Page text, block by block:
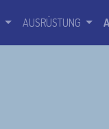
AUSRÜSTUNG